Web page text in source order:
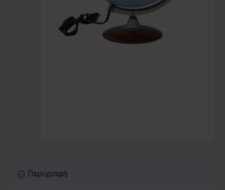
Περιγραφή